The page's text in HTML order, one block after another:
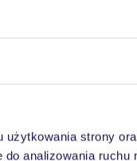
strony
analizowania ruchu